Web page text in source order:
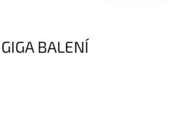
GIGA BALENÍ